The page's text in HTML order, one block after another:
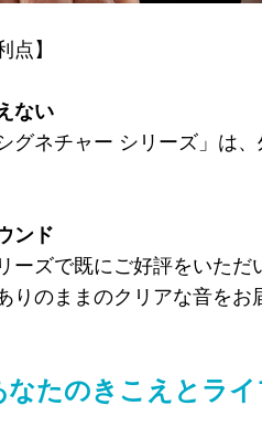
点】
ない
グネチャー シリーズ 」は
ンド
ーズで既にご好評をいただ
りのままのクリアな音をお
なたのきこえとラ